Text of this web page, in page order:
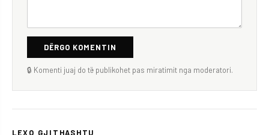
DËRGO KOMENTIN
🔒 Komenti juaj do të publikohet pas miratimit nga moderatori.
LEXO GJITHASHTU